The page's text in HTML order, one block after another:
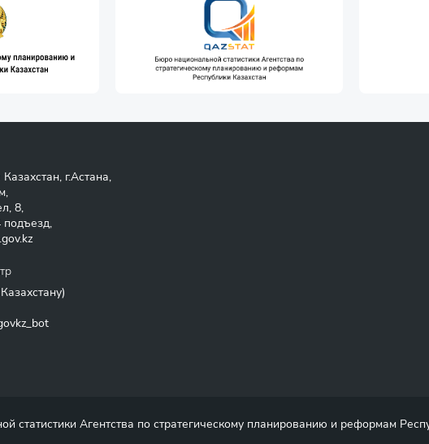
г.Астана,
8,
статистики Агентства по стратегическому планированию и реформам